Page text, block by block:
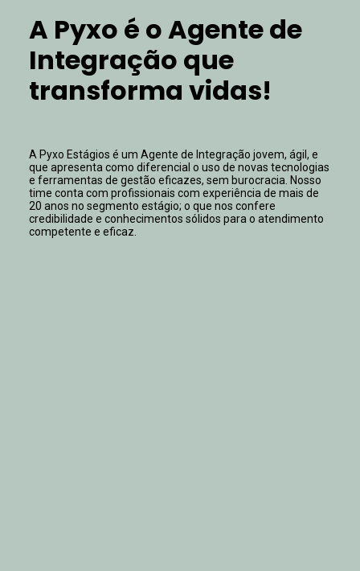
A Pyxo é o Agente de
Integração que
transforma vidas!
A Pyxo Estágios é um Agente de Integração jovem, ágil, e
que apresenta como diferencial o uso de novas tecnologias
e ferramentas de gestão eficazes, sem burocracia. Nosso
time conta com profissionais com experiência de mais de
20 anos no segmento estágio; o que nos confere
credibilidade e conhecimentos sólidos para o atendimento
competente e eficaz.